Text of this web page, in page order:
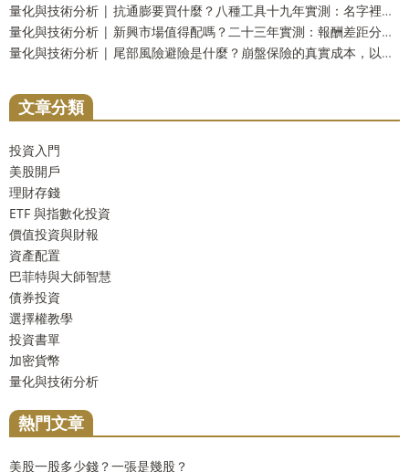
量化與技術分析 | 抗通膨要買什麼？八種工具十九年實測：名字裡有抗通膨的那一個，反而測不出反應
量化與技術分析 | 新興市場值得配嗎？二十三年實測：報酬差距分不出勝負，但台灣人多買了一份自己
量化與技術分析 | 尾部風險避險是什麼？崩盤保險的真實成本，以及一個更省事的替代方案
文章分類
投資入門
美股開戶
理財存錢
ETF 與指數化投資
價值投資與財報
資產配置
巴菲特與大師智慧
債券投資
選擇權教學
投資書單
加密貨幣
量化與技術分析
熱門文章
美股一股多少錢？一張是幾股？